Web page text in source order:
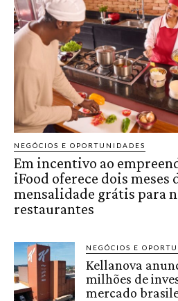
NEGÓCIOS E OPORTUNIDADES
Em incentivo ao
iFood oferece dois meses
mensalidade grátis para
restaurantes
NEGÓCIOS E
Kellanova
milhões de
mercado